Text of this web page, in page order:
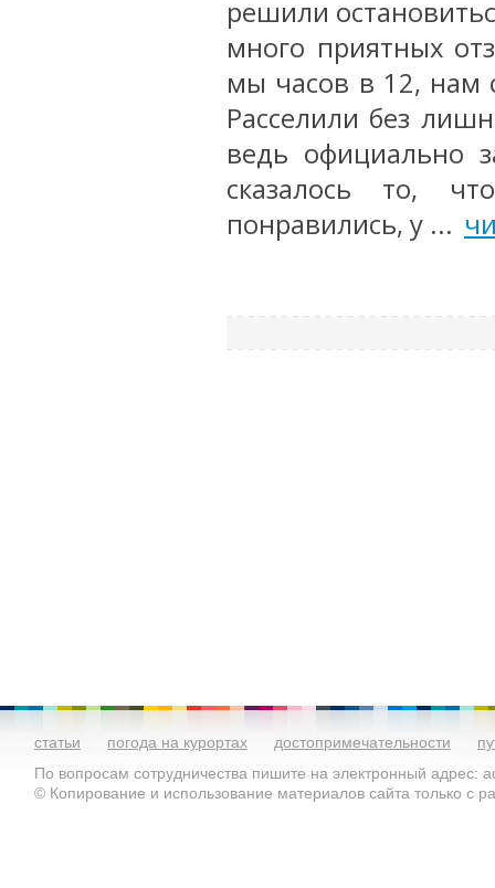
решили
много приятных
мы часов в 12, нам
Расселили без
ведь официально
сказалось то,
понравились, у ...
статьи погода на курортах достопримечательности
По вопросам сотрудничества пишите на электронный адрес:
© Копирование и использование материалов сайта только с